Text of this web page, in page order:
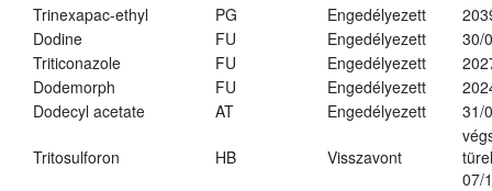
Trinexapac-ethyl PG Engedélyezett
Dodine
FU Engedélyezett
30/
Triticonazole
FU Engedélyezett
Dodemorph
FU Engedélyezett
Dodecyl acetate
AT Engedélyezett 31/
Tritosulforon HB Visszavont
07/